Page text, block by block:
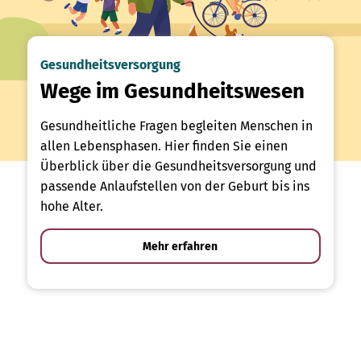
Gesundheitsversorgung
Wege im Gesundheitswesen
Gesundheitliche Fragen begleiten Menschen in
allen Lebensphasen. Hier finden Sie einen
Überblick über die Gesundheitsversorgung und
passende Anlaufstellen von der Geburt bis ins
hohe Alter.
Mehr erfahren